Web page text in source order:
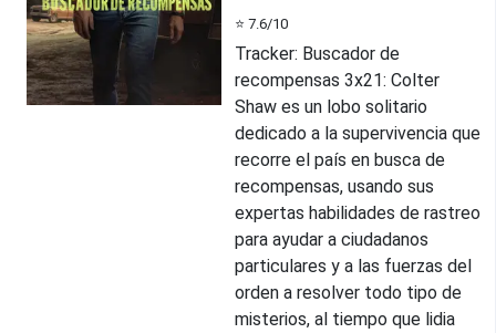
⭐ 7.6/10
Tracker: Buscador de
recompensas 3x21: Colter
Shaw es un lobo solitario
dedicado a la supervivencia que
recorre el país en busca de
recompensas, usando sus
expertas habilidades de rastreo
para ayudar a ciudadanos
particulares y a las fuerzas del
orden a resolver todo tipo de
misterios, al tiempo que lidia